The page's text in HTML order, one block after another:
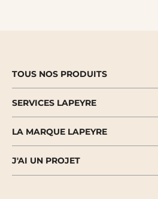
TOUS NOS PRODUITS
SERVICES LAPEYRE
LA MARQUE LAPEYRE
J'AI UN PROJET